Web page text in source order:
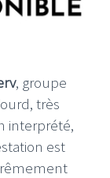
, groupe
très
interprété,
est